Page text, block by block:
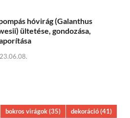
hóvirág (Galanthus
ültetése, gondozása,
bokros virágok(35) dekoráció(41)